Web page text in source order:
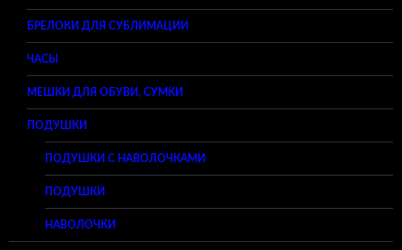
БРЕЛОКИ ДЛЯ СУБЛИМАЦИИ
ЧАСЫ
МЕШКИ ДЛЯ ОБУВИ, СУМКИ
ПОДУШКИ
ПОДУШКИ С НАВОЛОЧКАМИ
ПОДУШКИ
НАВОЛОЧКИ